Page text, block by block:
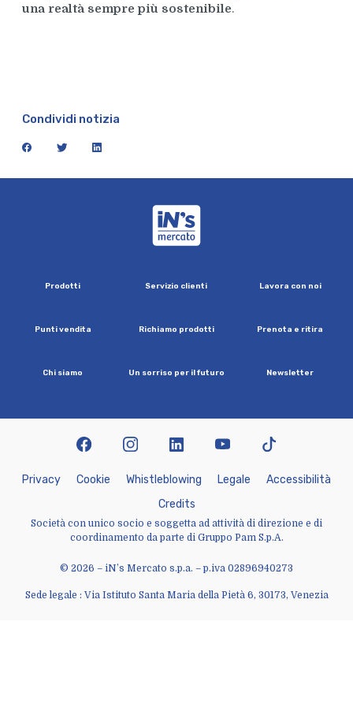
una realtà sempre più sostenibile.
Condividi notizia
facebook twitter linkedin
Prodotti Servizio clienti Lavora con noi
Puntivendita Richiamo prodotti Prenota e ritira
Chi siamo Un sorriso per ilfuturo Newsletter
© 2026 – iN’s Mercato s.p.a. – p.iva 02896940273
Sede legale : Via Istituto Santa Maria della Pietà 6, 30173, Venezia
Privacy Cookie Whist eb owing Lega e Accessibi ità
Credits
Società con unico socio e soggetta ad attività di direzione e di
coordinamento da parte di Gruppo Pam S.p.A.
facebookinstagramlinkedin youtubetiktok